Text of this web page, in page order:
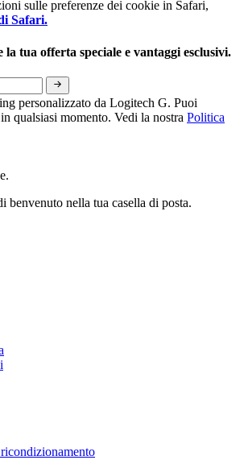
sulle preferenze dei cookie in Safari,
Safari.
tua offerta speciale e vantaggi esclusivi.
personalizzato da Logitech G. Puoi
qualsiasi momento. Vedi la nostra Politica
benvenuto nella tua casella di posta.